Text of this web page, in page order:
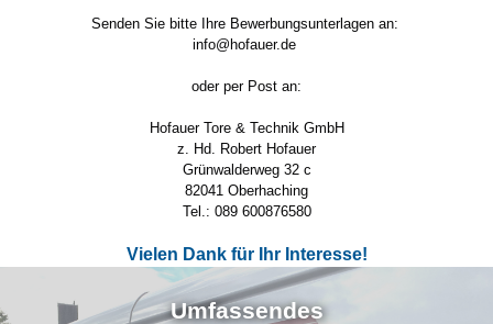
Senden Sie bitte Ihre Bewerbungsunterlagen an:
info@hofauer.de
oder per Post an:
Hofauer Tore & Technik GmbH
z. Hd. Robert Hofauer
Grünwalderweg 32 c
82041 Oberhaching
Tel.: 089 600876580
Vielen Dank für Ihr Interesse!
Umfassendes